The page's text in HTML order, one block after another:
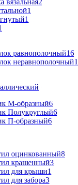
вязальная2
1
1
равнополочный16
неравнополочный1
М-образный6
Полукруглый6
П-образный6
оцинкованный8
крашенный3
для крыши1
для забора3